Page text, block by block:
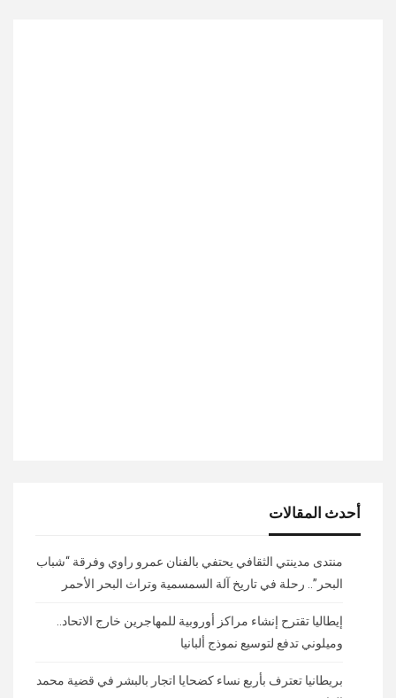
أحدث المقالات
منتدى مدينتي الثقافي يحتفي بالفنان عمرو راوي وفرقة “شباب
البحر”.. رحلة في تاريخ آلة السمسمية وتراث البحر الأحمر
إيطاليا تقترح إنشاء مراكز أوروبية للمهاجرين خارج الاتحاد..
وميلوني تدفع لتوسيع نموذج ألبانيا
بريطانيا تعترف بأربع نساء كضحايا اتجار بالبشر في قضية محمد